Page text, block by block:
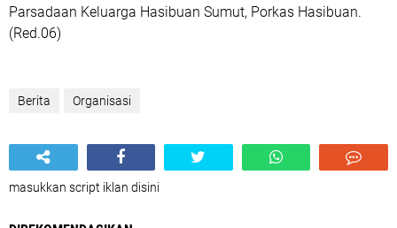
Parsadaan Keluarga Hasibuan Sumut, Porkas Hasibuan.
(Red.06)
Berita Organisasi
masukkan script iklan disini